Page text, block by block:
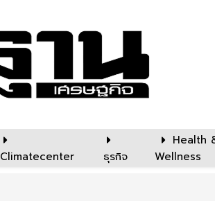
Climatecenter ธุรกิจ
Health
Wellness